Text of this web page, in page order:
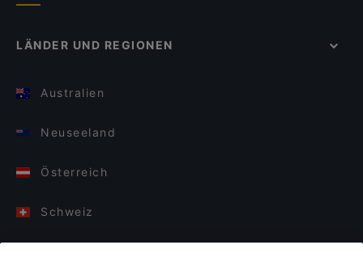
LÄNDER UND REGIONEN
Australien
Neuseeland
Österreich
Schweiz